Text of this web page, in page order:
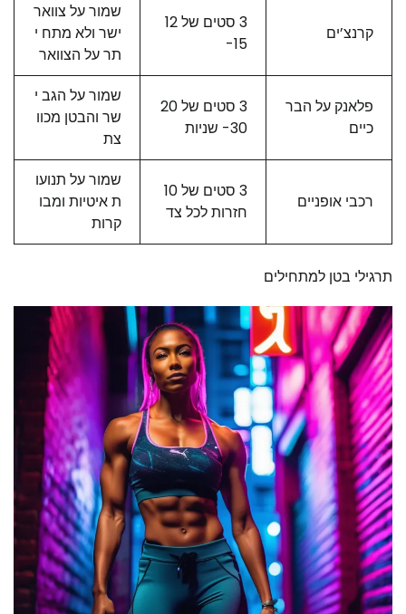
קרנצ’ים
3 סטים של 12
-15
שמור על צוואר
ישר ולא מתח י
תר על הצוואר
פלאנק על הבר
כיים
3 סטים של 20
-30 שניות
שמור על הגב י
שר והבטן מכוו
צת
רכבי אופניים
3 סטים של 10
חזרות לכל צד
שמור על תנועו
ת איטיות ומבו
קרות
תרגילי בטן למתחילים